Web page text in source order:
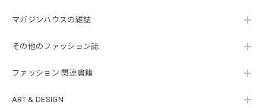
マガジンハウスの雑誌
その他のファッション誌
ファッション 関連書籍
ART & DESIGN